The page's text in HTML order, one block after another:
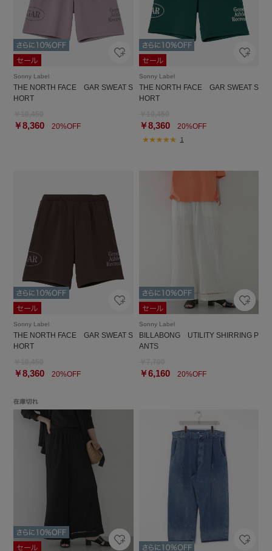
Sonny Label
THE NORTH FACE GAR SWEAT S
HORT
￥8,360 20%OFF
Sonny Label
THE NORTH FACE GAR SWEAT S
HORT
￥8,36020%OFF
1
Sonny Label
THE NORTH FACE GAR SWEAT S
HORT
￥8,360 20%OFF
Sonny Label
BILLABONG UTILITY SHIRRING P
ANTS
￥6,16020%OFF